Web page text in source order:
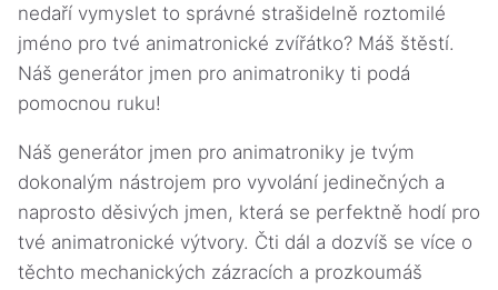
nedaří vymyslet to správné strašidelně roztomilé
jméno pro tvé animatronické zvířátko? Máš štěstí.
Náš generátor jmen pro animatroniky ti podá
pomocnou ruku!
Náš generátor jmen pro animatroniky je tvým
dokonalým nástrojem pro vyvolání jedinečných a
naprosto děsivých jmen, která se perfektně hodí pro
tvé animatronické výtvory. Čti dál a dozvíš se více o
těchto mechanických zázracích a prozkoumáš